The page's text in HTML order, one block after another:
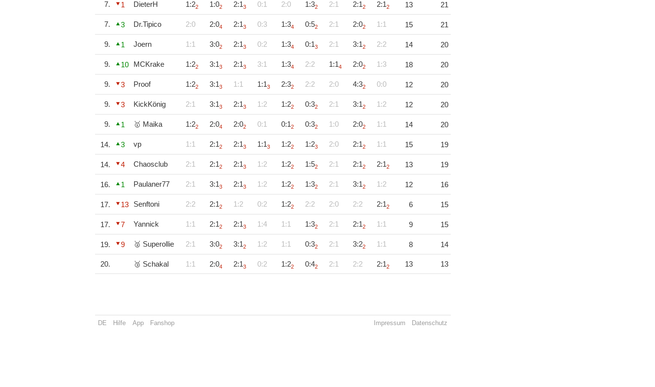
7. 1 DieterH 1:22 1:02 2:13 0:1 2:0 1:32 2:1 2:12 2:12 13 21
7. 3 Dr.Tipico 2:0 2:04 2:13 0:3 1:34 0:52 2:1 2:02 1:1 15 21
9. 1 Joern 1:1 3:02 2:13 0:2 1:34 0:13 2:1 3:12 2:2 14 20
9. 10 MCKrake 1:22 3:13 2:13 3:1 1:34 2:2 1:14 2:02 1:3 18 20
9. 3 Proof 1:22 3:13 1:1 1:13 2:32 2:2 2:0 4:32 0:0 12 20
9. 3 KickKönig 2:1 3:13 2:13 1:2 1:22 0:32 2:1 3:12 1:2 12 20
9. 1 🥇 Maika 1:22 2:04 2:02 0:1 0:12 0:32 1:0 2:02 1:1 14 20
14. 3 vp 1:1 2:12 2:13 1:13 1:22 1:23 2:0 2:12 1:1 15 19
14. 4 Chaosclub 2:1 2:12 2:13 1:2 1:22 1:52 2:1 2:12 2:12 13 19
16. 1 Paulaner77 2:1 3:13 2:13 1:2 1:22 1:32 2:1 3:12 1:2 12 16
17. 13 Senftoni 2:2 2:12 1:2 0:2 1:22 2:2 2:0 2:2 2:12 6 15
17. 7 Yannick 1:1 2:12 2:13 1:4 1:1 1:32 2:1 2:12 1:1 9 15
19. 9 🥈 Superollie 2:1 3:02 3:12 1:2 1:1 0:32 2:1 3:22 1:1 8 14
20. 🥉 Schakal 1:1 2:04 2:13 0:2 1:22 0:42 2:1 2:2 2:12 13 13
DE Hilfe App Fanshop Impressum Datenschutz